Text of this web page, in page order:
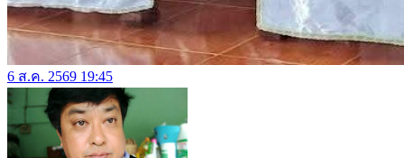
6 ส.ค. 2569 19:45